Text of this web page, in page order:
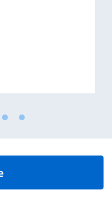
Consiglio dei Ministri e